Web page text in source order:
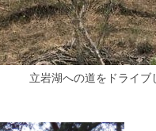
立岩湖への道をドライブ